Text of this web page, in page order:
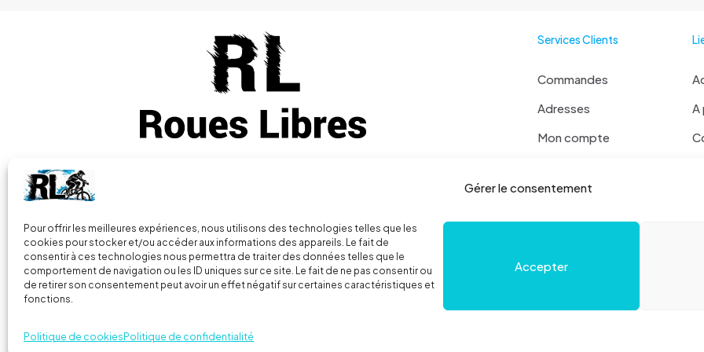
Gérer le consentement
Pour offrir les meilleures expériences, nous utilisons des technologies telles que les
cookies pour stocker et/ou accéder aux informations des appareils. Le fait de
consentir à ces technologies nous permettra de traiter des données telles que le
comportement de navigation ou les ID uniques sur ce site. Le fait de ne pas consentir ou
de retirer son consentement peut avoir un effet négatif sur certaines caractéristiques et
fonctions.
Accepter
Politique de cookies Politique de confidentialité
Vous avez des questions ? Contactez moi !
+33 (0) 7 86 36 78 52
2 Parc de la Presle, 70160 Faverney
France
Services Clients
Commandes
Adresses
Mon compte
Se déconnecter
Politique de cookies
A